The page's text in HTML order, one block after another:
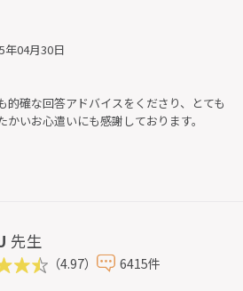
年04月30日
的確な回答アドバイスをくださり、とても
いお心遣いにも感謝しております。
先生
（4.97） 6415件